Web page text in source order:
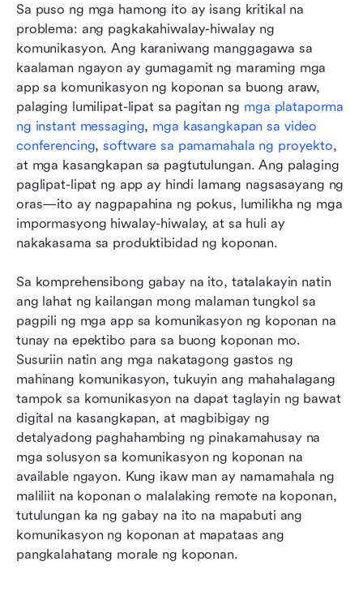
Sa puso ng mga hamong ito ay isang kritikal na
problema: ang pagkakahiwalay-hiwalay ng
komunikasyon. Ang karaniwang manggagawa sa
kaalaman ngayon ay gumagamit ng maraming mga
app sa komunikasyon ng koponan sa buong araw,
palaging lumilipat-lipat sa pagitan ng mga plataporma
ng instant messaging, mga kasangkapan sa video
conferencing, software sa pamamahala ng proyekto,
at mga kasangkapan sa pagtutulungan. Ang palaging
paglipat-lipat ng app ay hindi lamang nagsasayang ng
oras—ito ay nagpapahina ng pokus, lumilikha ng mga
impormasyong hiwalay-hiwalay, at sa huli ay
nakakasama sa produktibidad ng koponan.
Sa komprehensibong gabay na ito, tatalakayin natin
ang lahat ng kailangan mong malaman tungkol sa
pagpili ng mga app sa komunikasyon ng koponan na
tunay na epektibo para sa buong koponan mo.
Susuriin natin ang mga nakatagong gastos ng
mahinang komunikasyon, tukuyin ang mahahalagang
tampok sa komunikasyon na dapat taglayin ng bawat
digital na kasangkapan, at magbibigay ng
detalyadong paghahambing ng pinakamahusay na
mga solusyon sa komunikasyon ng koponan na
available ngayon. Kung ikaw man ay namamahala ng
maliliit na koponan o malalaking remote na koponan,
tutulungan ka ng gabay na ito na mapabuti ang
komunikasyon ng koponan at mapataas ang
pangkalahatang morale ng koponan.
komunikasyon ng koponan
Konklusyon
Mga Madalas Itanong
May kaugnayang pagbasa